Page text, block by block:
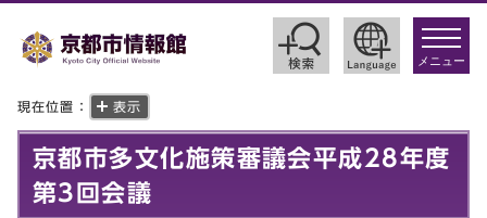
toggle
メニュー
現在位置： 表示
京都市多文化施策審議会平成28年度
第3回会議